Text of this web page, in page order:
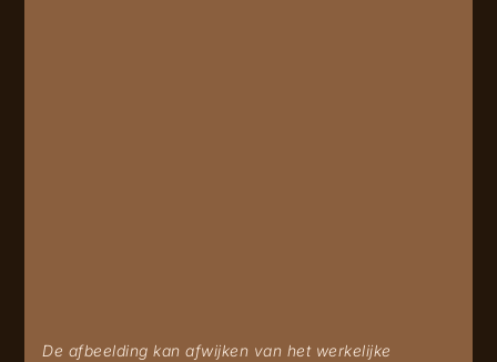
De afbeelding kan afwijken van het werkelijke